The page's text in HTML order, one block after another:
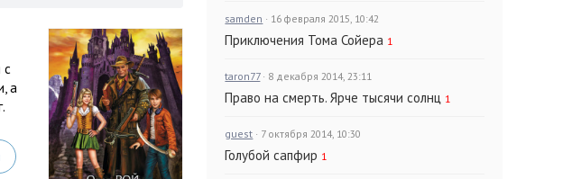
с
а
samden · 16 февраля 2015, 10:42
Приключения Тома Сойера 1
taron77 · 8 декабря 2014, 23:11
Право на смерть. Ярче тысячи солнц 1
guest · 7 октября 2014, 10:30
Голубой сапфир 1